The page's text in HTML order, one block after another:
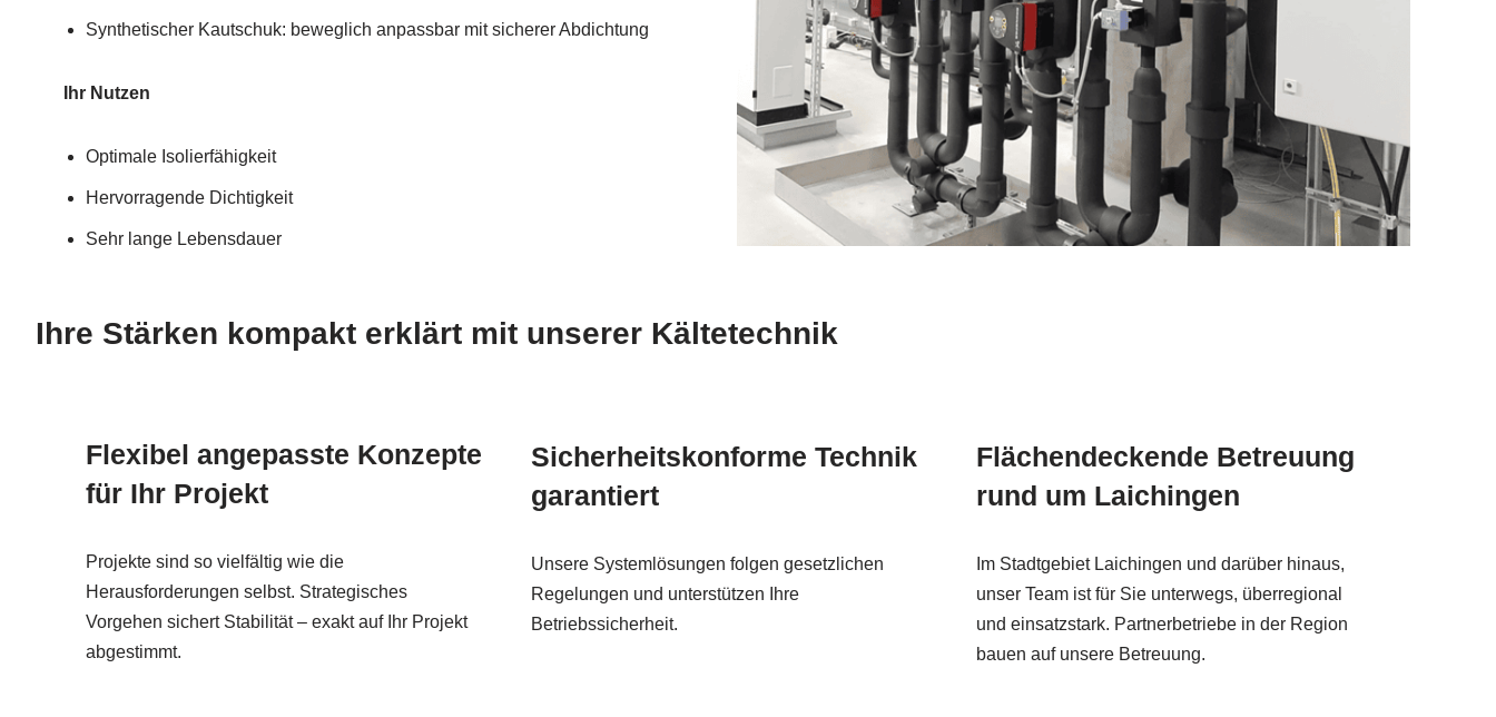
Synthetischer Kautschuk: beweglich anpassbar mit sicherer Abdichtung
Ihr Nutzen
Optimale Isolierfähigkeit
Hervorragende Dichtigkeit
Sehr lange Lebensdauer
Ihre Stärken kompakt erklärt mit unserer Kältetechnik
Flexibel angepasste Konzepte
für Ihr Projekt
Projekte sind so vielfältig wie die
Herausforderungen selbst. Strategisches
Vorgehen sichert Stabilität – exakt auf Ihr Projekt
abgestimmt.
Sicherheitskonforme Technik
garantiert
Unsere Systemlösungen folgen gesetzlichen
Regelungen und unterstützen Ihre
Betriebssicherheit.
Flächendeckende Betreuung
rund um Laichingen
Im Stadtgebiet Laichingen und darüber hinaus,
unser Team ist für Sie unterwegs, überregional
und einsatzstark. Partnerbetriebe in der Region
bauen auf unsere Betreuung.